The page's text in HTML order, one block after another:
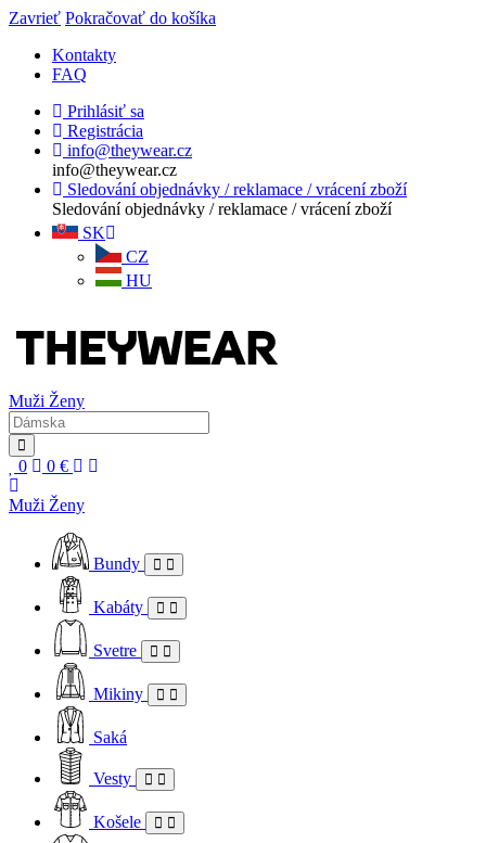
Zavrieť Pokračovať do košíka
Kontakty
FAQ
Prihlásiť sa
Registrácia
info@theywear.cz
info@theywear.cz
Sledování objednávky / reklamace / vrácení zboží
Sledování objednávky / reklamace / vrácení zboží
SK
CZ
HU
Muži Ženy
0 0 €
Muži Ženy
Bundy
Kabáty
Svetre
Mikiny
Saká
Vesty
Košele